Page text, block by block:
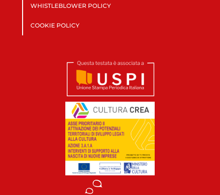
WHISTLEBLOWER POLICY
COOKIE POLICY